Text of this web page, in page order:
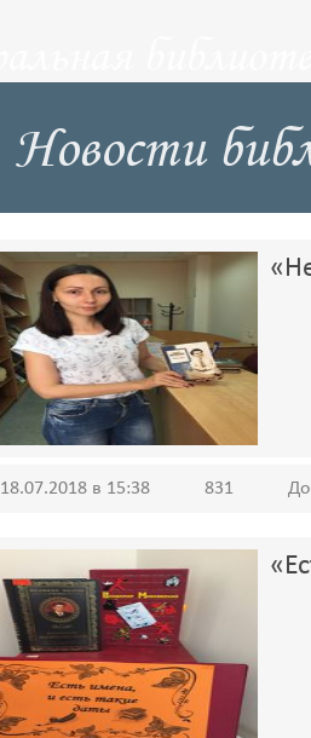
Новости
18.07.2018 в 15:38 831